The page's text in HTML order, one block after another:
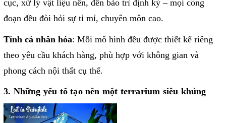
cục, xử lý vật liệu nền, đến bảo trì định kỳ – mọi công
đoạn đều đòi hỏi sự tỉ mỉ, chuyên môn cao.
Tính cá nhân hóa: Mỗi mô hình đều được thiết kế riêng
theo yêu cầu khách hàng, phù hợp với không gian và
phong cách nội thất cụ thể.
3. Những yếu tố tạo nên một terrarium siêu khủng